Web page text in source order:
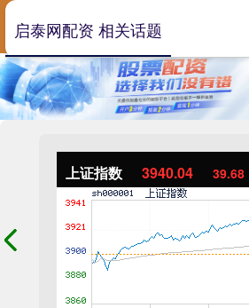
上证指数 3940.04 39.68
启泰网配资 相关话题